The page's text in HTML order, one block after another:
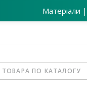
Матеріали